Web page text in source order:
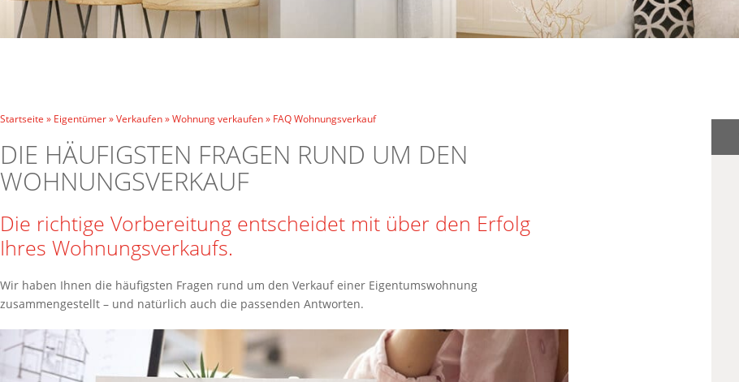
Startseite » Eigentümer»Verkaufen»Wohnung verkaufen» FAQ Wohnungsverkauf
DIE HÄUFIGSTEN FRAGEN RUND UM DEN
WOHNUNGSVERKAUF
Die richtige Vorbereitung entscheidet mit über den Erfolg
Ihres Wohnungsverkaufs.
Wir haben Ihnen die häufigsten Fragen rund um den Verkauf einer Eigentumswohnung
zusammengestellt – und natürlich auch die passenden Antworten.